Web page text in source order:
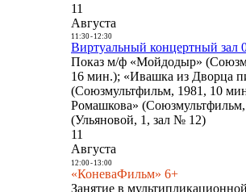
11
Августа
11:30- 12:30
Виртуальный концертный зал
Показ м/ф «Мойдодыр»
16 мин.); «Ивашка из Дворца
(Союзмультфильм, 1981, 10
Ромашкова»
(Ульяновой, 1, зал № 12)
11
Августа
12:00- 13:00
«КоневаФильм» 6+
Занятие в